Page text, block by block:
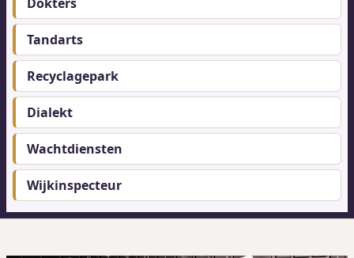
Tandarts
Recyclagepark
Dialekt
Wachtdiensten
Wijkinspecteur